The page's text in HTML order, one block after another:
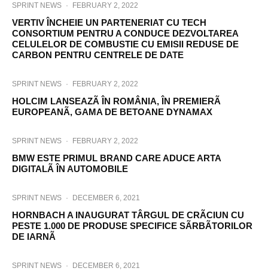
SPRINT NEWS · FEBRUARY 2, 2022
VERTIV ÎNCHEIE UN PARTENERIAT CU TECH
CONSORTIUM PENTRU A CONDUCE DEZVOLTAREA
CELULELOR DE COMBUSTIE CU EMISII REDUSE DE
CARBON PENTRU CENTRELE DE DATE
SPRINT NEWS · FEBRUARY 2, 2022
HOLCIM LANSEAZÃ ÎN ROMÂNIA, ÎN PREMIERÃ
EUROPEANÃ, GAMA DE BETOANE DYNAMAX
SPRINT NEWS · FEBRUARY 2, 2022
BMW ESTE PRIMUL BRAND CARE ADUCE ARTA
DIGITALÃ ÎN AUTOMOBILE
SPRINT NEWS · DECEMBER 6, 2021
HORNBACH A INAUGURAT TÂRGUL DE CRÃCIUN CU
PESTE 1.000 DE PRODUSE SPECIFICE SÃRBÃTORILOR
DE IARNÃ
SPRINT NEWS · DECEMBER 6, 2021